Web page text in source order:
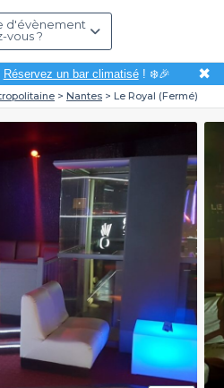
d'évènement
vous ?
Réservez un bar climatisé! ❄️🎉 ✖
Nantes Le Royal (Fermé)